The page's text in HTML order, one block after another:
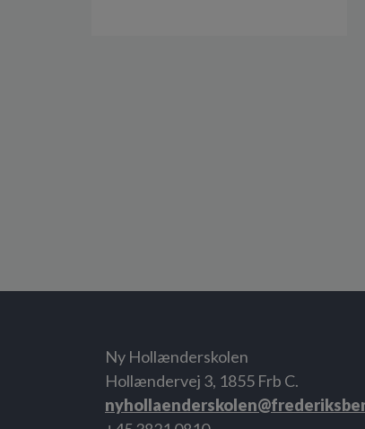
Ny Hollænderskolen
Hollændervej 3, 1855 Frb C.